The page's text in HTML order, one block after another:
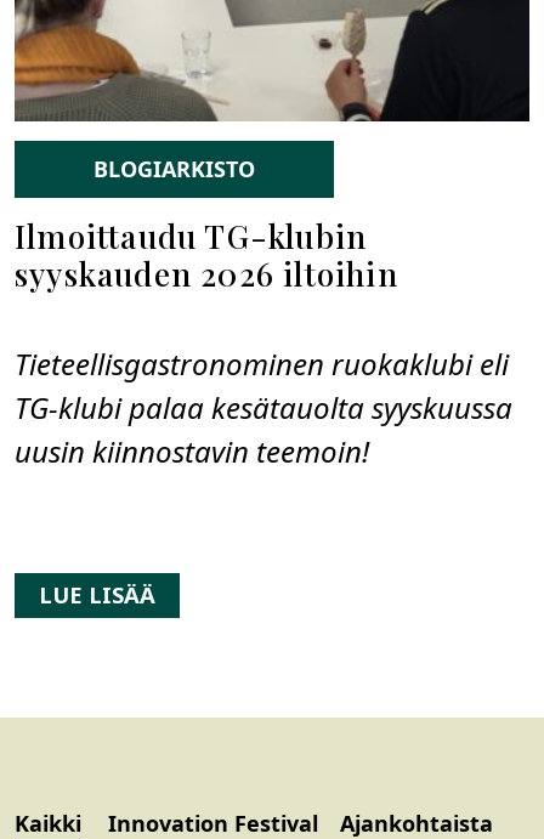
BLOGIARKISTO
Ilmoittaudu TG-klubin
syyskauden 2026 iltoihin
Tieteellisgastronominen ruokaklubi eli
TG-klubi palaa kesätauolta syyskuussa
uusin kiinnostavin teemoin!
LUE LISÄÄ
Kaikki Innovation Festival
Ajankohtaista